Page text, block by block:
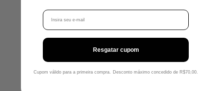
Email
Resgatar cupom
Cupom válido para a primeira compra. Desconto máximo concedido de R$70,00.